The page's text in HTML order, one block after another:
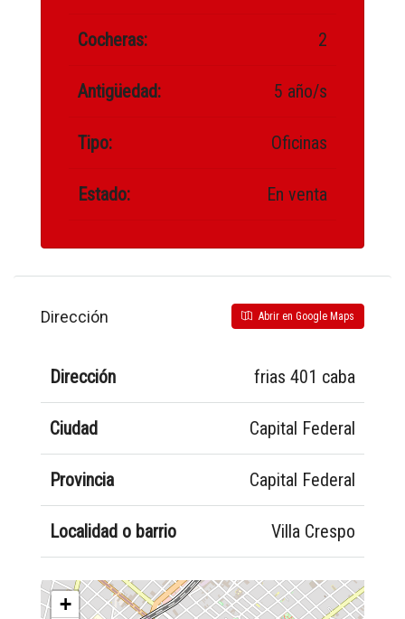
Cocheras: 2
Antigüedad: 5 año/s
Tipo: Oficinas
Estado: En venta
Dirección Abrir en Google Maps
Dirección frias 401 caba
Ciudad Capital Federal
Provincia Capital Federal
Localidad o barrio Villa Crespo
+